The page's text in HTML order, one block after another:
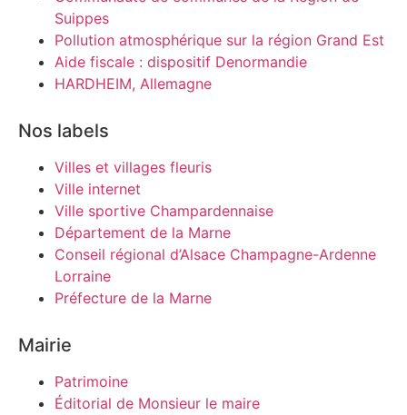
Suippes
Pollution atmosphérique sur la région Grand Est
Aide fiscale : dispositif Denormandie
HARDHEIM, Allemagne
Nos labels
Villes et villages fleuris
Ville internet
Ville sportive Champardennaise
Département de la Marne
Conseil régional d’Alsace Champagne-Ardenne
Lorraine
Préfecture de la Marne
Mairie
Patrimoine
Éditorial de Monsieur le maire